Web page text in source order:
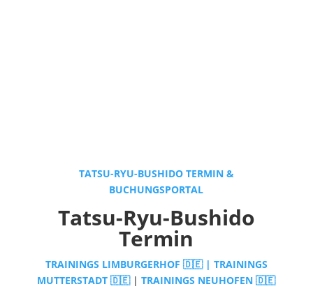
TATSU-RYU-BUSHIDO TERMIN &
BUCHUNGSPORTAL
Tatsu-Ryu-Bushido
Termin
TRAININGS LIMBURGERHOF 🇩🇪 | TRAININGS
MUTTERSTADT 🇩🇪|TRAININGS NEUHOFEN 🇩🇪